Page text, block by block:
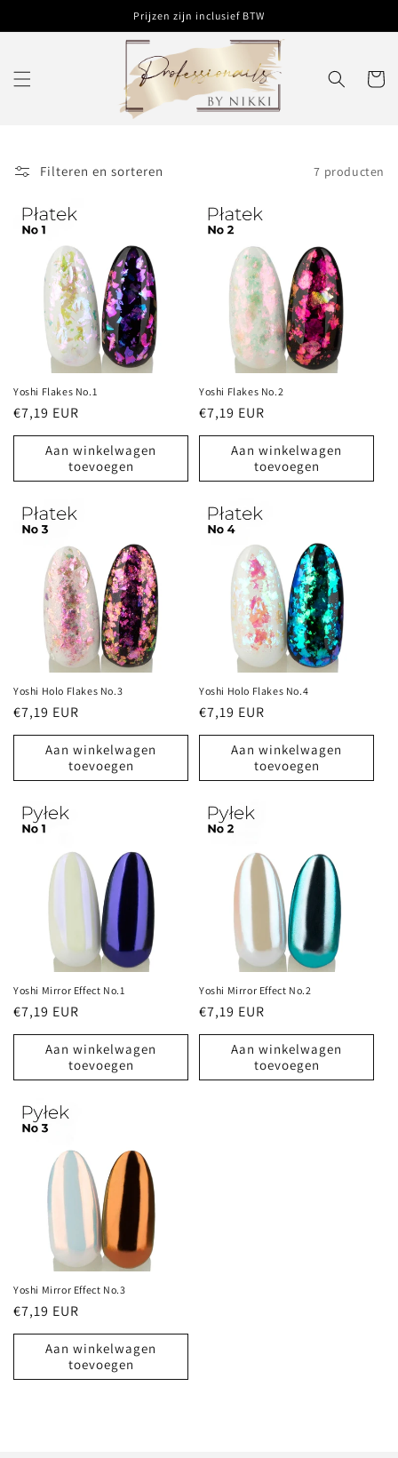
content
Prijzen zijn inclusief BTW
Filteren en sorteren 7 producten
Yoshi Flakes No.1
Normale
prijs
€7,19 EUR
Aan winkelwagen
toevoegen
Yoshi Flakes No.2
Normale
prijs
€7,19 EUR
Aan winkelwagen
toevoegen
Yoshi Holo Flakes No.3
Normale
prijs
€7,19 EUR
Aan winkelwagen
toevoegen
Yoshi Holo Flakes No.4
Normale
prijs
€7,19 EUR
Aan winkelwagen
toevoegen
Yoshi Mirror Effect No.1
Normale
prijs
€7,19 EUR
Aan winkelwagen
toevoegen
Yoshi Mirror Effect No.2
Normale
prijs
€7,19 EUR
Aan winkelwagen
toevoegen
Yoshi Mirror Effect No.3
Normale
prijs
€7,19 EUR
Aan winkelwagen
toevoegen